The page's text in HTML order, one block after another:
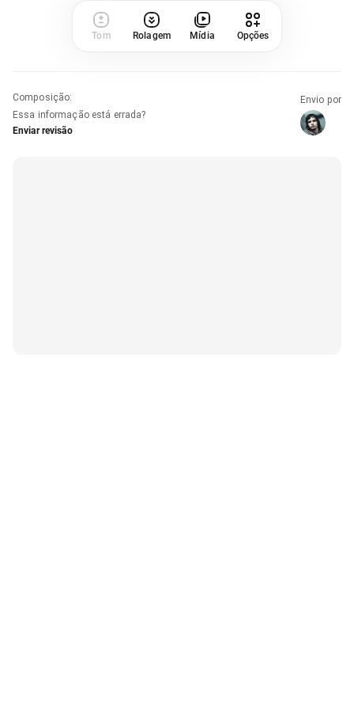
Tom Rolagem Mídia Opções
Composição:
Essa informação está errada?
Enviar revisão
Envio por